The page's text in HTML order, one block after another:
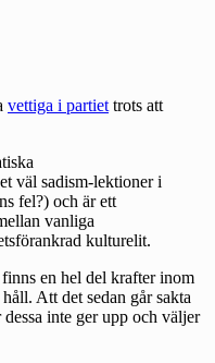
vettiga i partiettrots att
väl sadism-lektioner i
fel?) och är ett
vanliga
kulturelit.
finns en hel del krafter inom
Att det sedan går sakta
inte ger upp och väljer